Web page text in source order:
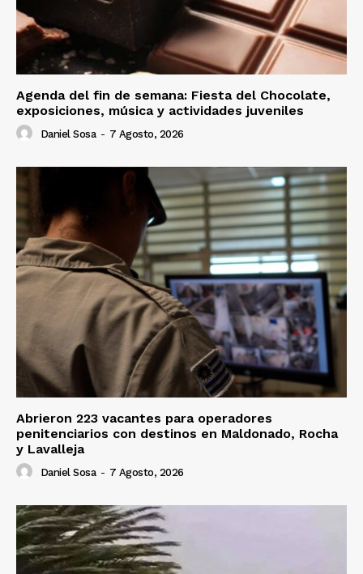
Agenda del fin de semana: Fiesta del Chocolate,
exposiciones, música y actividades juveniles
Daniel Sosa - 7 Agosto, 2026
Abrieron 223 vacantes para operadores
penitenciarios con destinos en Maldonado, Rocha
y Lavalleja
Daniel Sosa - 7 Agosto, 2026